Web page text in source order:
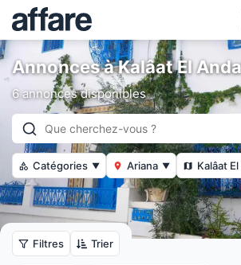
Annonces à Kalâat El
6 annonces disponibles
Catégories ▼ Ariana ▼ Kalâat
Filtres Trier